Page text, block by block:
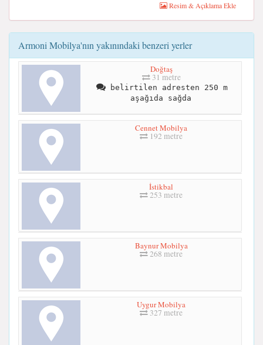
Resim & Açıklama Ekle
Armoni Mobilya'nın yakınındaki benzeri yerler
Doğtaş
31 metre
belirtilen adresten 250 m
aşağıda sağda
Cennet Mobilya
192 metre
İstikbal
253 metre
Baynur Mobilya
268 metre
Uygur Mobilya
327 metre